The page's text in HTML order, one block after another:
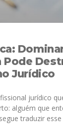
Jurídico
jurídico
alguém que
traduzir esse